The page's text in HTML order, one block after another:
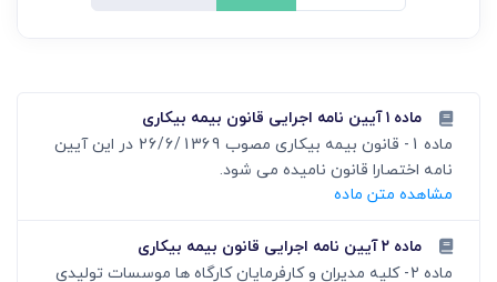
ماده ۱ آیین نامه اجرایی قانون بیمه بیکاری
ماده 1- قانون بیمه بیکاری مصوب 26/6/1369 در این آیین
نامه اختصارا قانون نامیده می شود.
مشاهده متن ماده
ماده ۲ آیین نامه اجرایی قانون بیمه بیکاری
ماده 2- کلیه مدیران و کارفرمایان کارگاه ها موسسات تولیدی